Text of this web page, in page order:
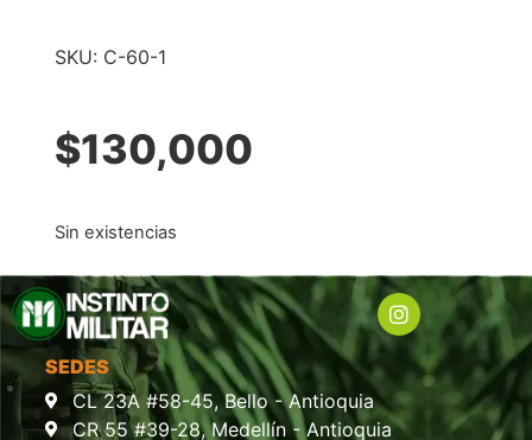
SKU: C-60-1
$130,000
Sin existencias
SEDES
CL 23A #58-45, Bello - Antioquia
CR 55 #39-28, Medellín - Antioquia